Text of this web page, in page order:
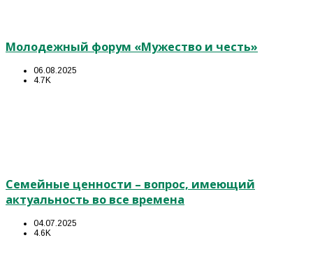
Молодежный форум «Мужество и честь»
06.08.2025
4.7K
Семейные ценности – вопрос, имеющий
актуальность во все времена
04.07.2025
4.6K